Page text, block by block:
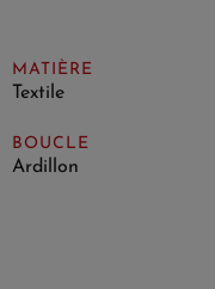
MATIÈRE
Textile
BOUCLE
Ardillon